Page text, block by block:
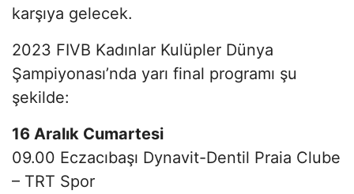
karşıya gelecek.
2023 FIVB Kadınlar Kulüpler Dünya
Şampiyonası’nda yarı final programı şu
şekilde:
16 Aralık Cumartesi
09.00 Eczacıbaşı Dynavit-Dentil Praia Clube
– TRT Spor